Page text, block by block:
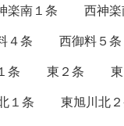
楽南１条 西神
４条 西御料５条
条 東２条
１条 東旭川北